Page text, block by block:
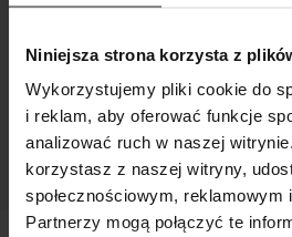
Niniejsza strona korzysta z
Wykorzystujemy pliki cookie do
i reklam, aby oferować funkcje
analizować ruch w naszej
korzystasz z naszej witryny,
społecznościowym, reklamowym
Partnerzy mogą połączyć te
MAPA SKLEPÓW